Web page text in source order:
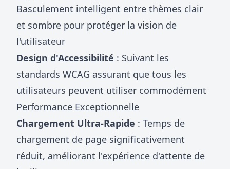
Basculement intelligent entre thèmes clair
et sombre pour protéger la vision de
l'utilisateur
Design d'Accessibilité : Suivant les
standards WCAG assurant que tous les
utilisateurs peuvent utiliser commodément
Performance Exceptionnelle
Chargement Ultra-Rapide : Temps de
chargement de page significativement
réduit, améliorant l'expérience d'attente de